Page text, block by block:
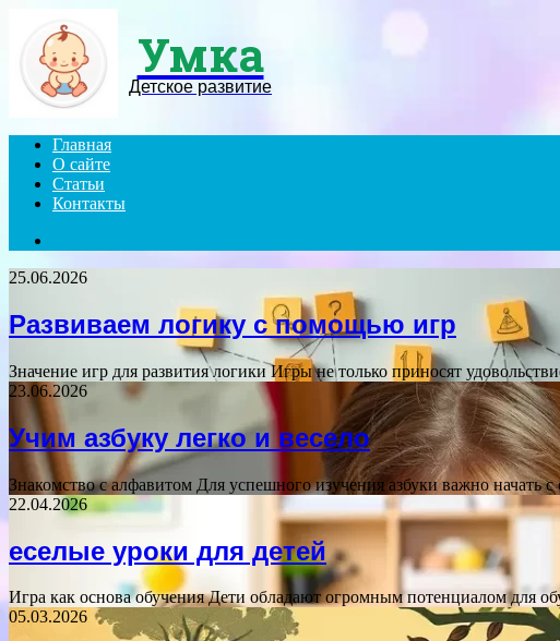
Умка
Детское развитие
Главная
О сайте
Статьи
Контакты
25.06.2026
Развиваем логику с помощью игр
Значение игр для развития логики Игры не только приносят
23.06.2026
Учим азбуку легко и весело
Знакомство с алфавитом Для успешного изучения азбуки важно
22.04.2026
еселые уроки для детей
Игра как основа обучения Дети обладают огромным потенциалом для
05.03.2026